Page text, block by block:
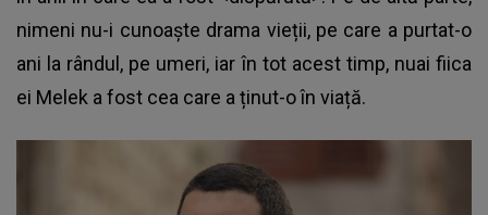
nimeni nu-i cunoaște drama vieții, pe care a purtat-o
ani la rândul, pe umeri, iar în tot acest timp, nuai fiica
ei Melek a fost cea care a ținut-o în viață.